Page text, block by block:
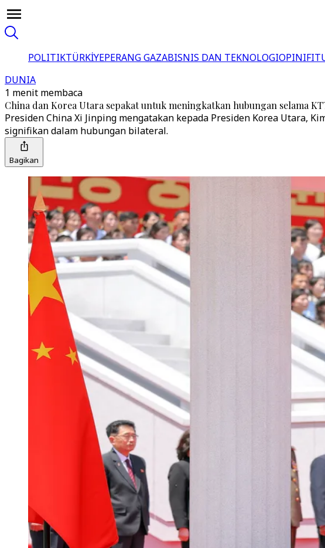
POLITIKTÜRKİYEPERANG GAZABISNIS DAN TEKNOLOGIOPINI
DUNIA
1 menit membaca
China dan Korea Utara sepakat untuk meningkatkan hubungan selama
Presiden China Xi Jinping mengatakan kepada Presiden Korea Utara,
signifikan dalam hubungan bilateral.
Bagikan